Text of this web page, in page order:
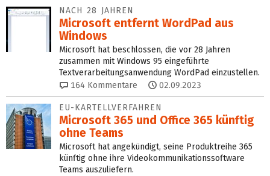
NACH 28 JAHREN
Microsoft entfernt WordPad aus
Windows
Microsoft hat beschlossen, die vor 28 Jahren
zusammen mit Windows 95 eingeführte
Textverarbeitungsanwendung WordPad einzustellen.
164 Kommentare 02.09.2023
EU-KARTELLVERFAHREN
Microsoft 365 und Office 365 künftig
ohne Teams
Microsoft hat angekündigt, seine Produktreihe 365
künftig ohne ihre Videokommunikationssoftware
Teams auszuliefern.